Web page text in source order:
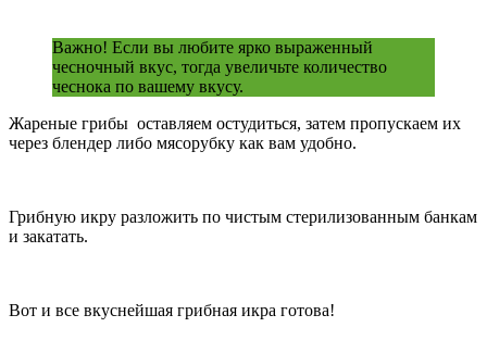
Важно! Если вы любите ярко выраженный
чесночный вкус, тогда увеличьте количество
чеснока по вашему вкусу.
Жареные грибы оставляем остудиться, затем пропускаем их
через блендер либо мясорубку как вам удобно.
Грибную икру разложить по чистым стерилизованным банкам
и закатать.
Вот и все вкуснейшая грибная икра готова!